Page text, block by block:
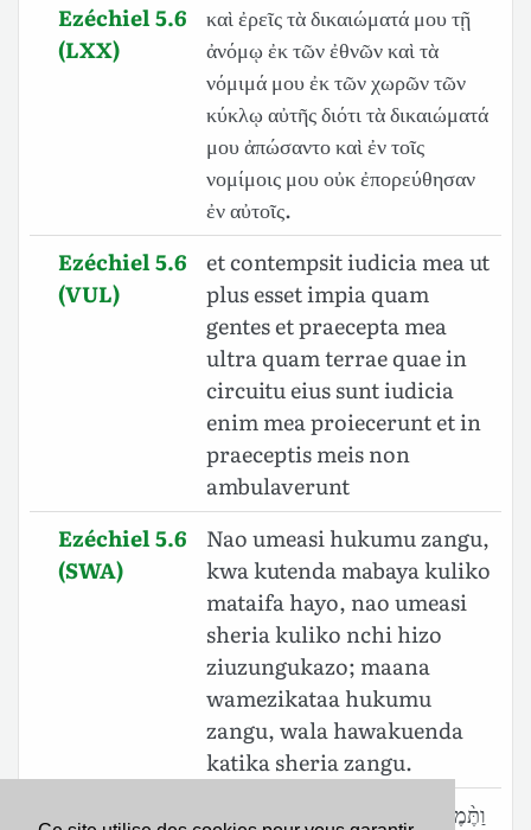
Ezéchiel 5.6
(LXX)
καὶ ἐρεῖς τὰ δικαιώματά μου τῇ
ἀνόμῳ ἐκ τῶν ἐθνῶν καὶ τὰ
νόμιμά μου ἐκ τῶν χωρῶν τῶν
κύκλῳ αὐτῆς διότι τὰ δικαιώματά
μου ἀπώσαντο καὶ ἐν τοῖς
νομίμοις μου οὐκ ἐπορεύθησαν
ἐν αὐτοῖς.
Ezéchiel 5.6
(VUL)
et contempsit iudicia mea ut
plus esset impia quam
gentes et praecepta mea
ultra quam terrae quae in
circuitu eius sunt iudicia
enim mea proiecerunt et in
praeceptis meis non
ambulaverunt
Ezéchiel 5.6
(SWA)
Nao umeasi hukumu zangu,
kwa kutenda mabaya kuliko
mataifa hayo, nao umeasi
sheria kuliko nchi hizo
ziuzungukazo; maana
wamezikataa hukumu
zangu, wala hawakuenda
katika sheria zangu.
וַתֶּ֨מֶר אֶת־מִשְׁפָּטַ֤י לְרִשְׁעָה֙ מִן־הַגֹּויִ֔ם